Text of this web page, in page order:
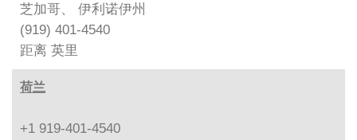
芝加哥、 伊利诺伊州
(919) 401-4540
距离 英里
荷兰
+1 919-401-4540